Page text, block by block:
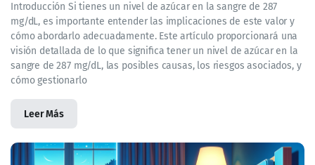
Introducción Si tienes un nivel de azúcar en la sangre de 287
mg/dL, es importante entender las implicaciones de este valor y
cómo abordarlo adecuadamente. Este artículo proporcionará una
visión detallada de lo que significa tener un nivel de azúcar en la
sangre de 287 mg/dL, las posibles causas, los riesgos asociados, y
cómo gestionarlo
Leer Más